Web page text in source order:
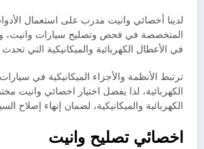
لدينا أخصائي وانيت مدرب على استعمال
المتخصصة في فحص وتصليح سيارات وانيت،
في الأعطال الكهربائية والميكانيكية التي
ترتبط الأنظمة والأجزاء الميكانيكية في
الكهربائية، لذا يفضل اختيار اخصائي وانيت
الكهربائية والميكانيكية، لضمان إنهاء إصلاح
اخصائي تصليح وانيت